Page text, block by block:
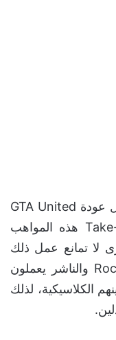
للأسف لا توجد معلومات إضافية حول عودة GTA United
مرةً أخرى، ونتمنى أن تترك Take-Two هذه المواهب
لا تمانع عمل ذلك
على عناوينها، ولكن يبدو بأن Rockstar والناشر يعملون
الكلاسيكية، لذلك